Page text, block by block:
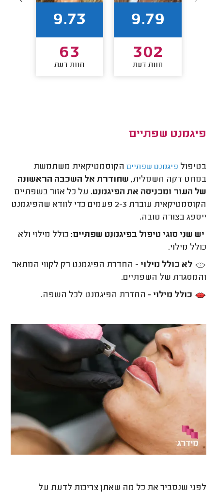
9.79
302
חוות דעת
9.73
63
חוות דעת
פיגמנט שפתיים
בטיפול פיגמנט שפתיים הקוסמטיקאית משתמשת
במחט דקה חשמלית, שחודרת אל השכבה הראשונה
של העור ומכניסה את הפיגמנט. על כל אזור בשפתיים
הקוסמטיקאית עוברת 2-3 פעמים כדי לוודא שהפיגמנט
ייספג בצורה טובה.
יש שני סוגי טיפול בפיגמנט שפתיים: כולל מילוי ולא
כולל מילוי.
לא כולל מילוי - החדרת הפיגמנט רק לקווי המתאר
והמסגרת של השפתיים.
כולל מילוי - החדרת הפיגמנט לכל השפה.
לפני שנסביר את כל מה שאתן צריכות לדעת על